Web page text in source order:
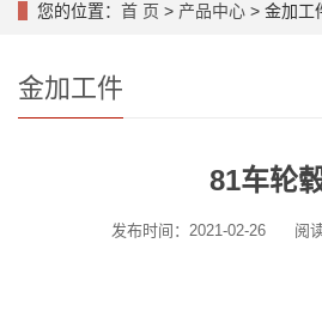
您的位置： 首 页 > 产品中心 > 金加工
金加工件
81车轮
发布时间：2021-02-26 阅